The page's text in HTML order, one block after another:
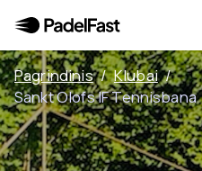
Pagrindinis / Klubai /
Sankt Olofs IF Tennisbana